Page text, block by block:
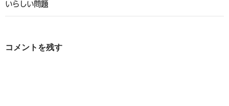
ゲ
シ
いらしい問題
コメントを残す